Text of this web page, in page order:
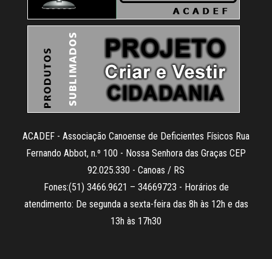
ACADEF - Associação Canoense de Deficientes Físicos Rua
Fernando Abbot, n.º 100 - Nossa Senhora das Graças CEP
92.025.330 - Canoas / RS
Fones:(51) 3466.9621 – 34669723 - Horários de
atendimento: De segunda a sexta-feira das 8h às 12h e das
13h às 17h30